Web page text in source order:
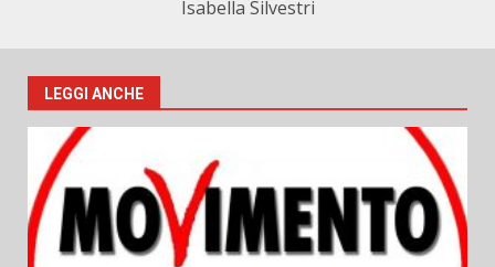
Isabella Silvestri
LEGGI ANCHE